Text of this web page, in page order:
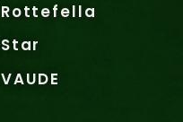
Rottefella
Star
VAUDE